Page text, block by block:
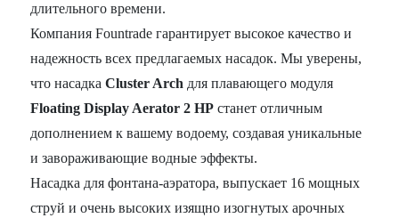
длительного времени.
Компания Fountrade гарантирует высокое качество и
надежность всех предлагаемых насадок. Мы уверены,
что насадкаCluster Arch для плавающего модуля
Floating Display Aerator 2 HP станет отличным
дополнением к вашему водоему, создавая уникальные
и завораживающие водные эффекты.
Насадка для фонтана-аэратора, выпускает 16 мощных
струй и очень высоких изящно изогнутых арочных